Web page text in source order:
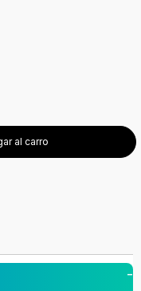
al carro